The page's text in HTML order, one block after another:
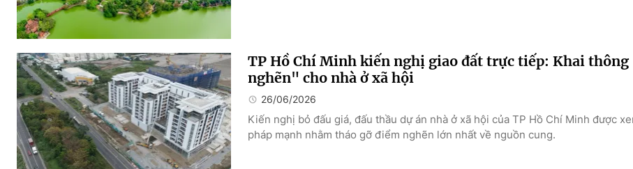
TP Hồ Chí Minh kiến nghị giao đất trực tiếp: Khai
nghẽn" cho nhà ở xã hội
26/06/2026
Kiến nghị bỏ đấu giá, đấu thầu dự án nhà ở xã hội của TP Hồ Chí Minh được
pháp mạnh nhằm tháo gỡ điểm nghẽn lớn nhất về nguồn cung.